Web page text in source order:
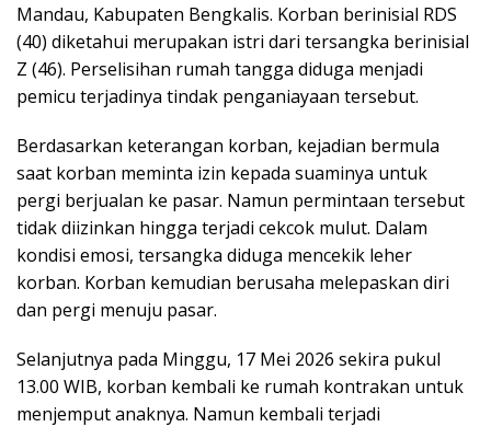
Mandau, Kabupaten Bengkalis. Korban berinisial RDS
(40) diketahui merupakan istri dari tersangka berinisial
Z (46). Perselisihan rumah tangga diduga menjadi
pemicu terjadinya tindak penganiayaan tersebut.
Berdasarkan keterangan korban, kejadian bermula
saat korban meminta izin kepada suaminya untuk
pergi berjualan ke pasar. Namun permintaan tersebut
tidak diizinkan hingga terjadi cekcok mulut. Dalam
kondisi emosi, tersangka diduga mencekik leher
korban. Korban kemudian berusaha melepaskan diri
dan pergi menuju pasar.
Selanjutnya pada Minggu, 17 Mei 2026 sekira pukul
13.00 WIB, korban kembali ke rumah kontrakan untuk
menjemput anaknya. Namun kembali terjadi